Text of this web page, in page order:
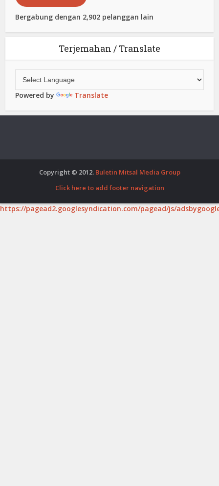
Bergabung dengan 2,902 pelanggan lain
Terjemahan / Translate
Powered by Translate
Copyright © 2012. Buletin Mitsal Media Group
Click here to add footer navigation
https://pagead2.googlesyndication.com/pagead/js/